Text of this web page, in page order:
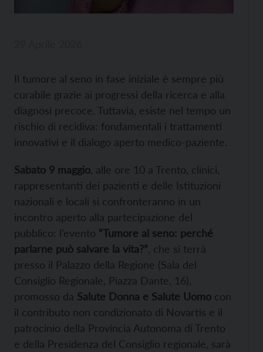
Il tumore al seno in fase iniziale è sempre più
curabile grazie ai progressi della ricerca e alla
diagnosi precoce. Tuttavia, esiste nel tempo un
rischio di recidiva: fondamentali i trattamenti
innovativi e il dialogo aperto medico-paziente.
Sabato 9 maggio , alle ore 10 a Trento, clinici,
rappresentanti dei pazienti e delle Istituzioni
nazionali e locali si confronteranno in un
incontro aperto alla partecipazione del
pubblico: l’evento “Tumore al seno: perché
parlarne può salvare la vita?” , che si terrà
presso il Palazzo della Regione (Sala del
Consiglio Regionale, Piazza Dante, 16),
promosso da Salute Donna e Salute Uomo con
il contributo non condizionato di Novartis e il
patrocinio della Provincia Autonoma di Trento
e della Presidenza del Consiglio regionale, sarà